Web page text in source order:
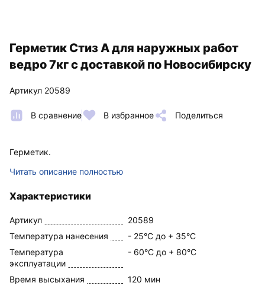
Герметик Стиз А для наружных работ
ведро 7кг с доставкой по Новосибирску
Артикул 20589
В сравнение В избранное Поделиться
Герметик.
Читать описание полностью
Характеристики
Артикул
20589
Температура нанесения
- 25°С до + 35°С
Температура
эксплуатации
- 60°С до + 80°С
Время высыхания
120 мин